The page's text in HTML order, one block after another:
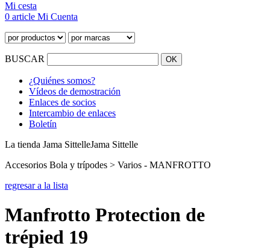
Mi cesta
0 article Mi Cuenta
BUSCAR
¿Quiénes somos?
Vídeos de demostración
Enlaces de socios
Intercambio de enlaces
Boletín
La tienda Jama SittelleJama Sittelle
Accesorios Bola y trípodes > Varios - MANFROTTO
regresar a la lista
Manfrotto Protection de
trépied 19